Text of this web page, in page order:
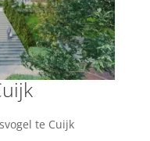
te Cuijk